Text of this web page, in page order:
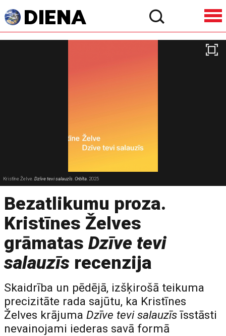
Kristīne Želve.Dzīve tevi salauzīs.Orbīta. 2025
Bezatlikumu proza.
Kristīnes Želves
grāmatasDzīve tevi
salauzīs recenzija
Skaidrība un pēdējā, izšķirošā teikuma
precizitāte rada sajūtu, ka Kristīnes
Želves krājumaDzīve tevi salauzīsīsstāsti
nevainojami iederas savā formā